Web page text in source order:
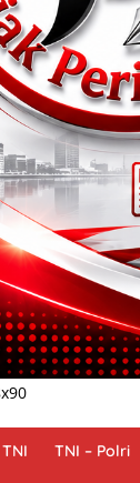
TNI TNI – Polri